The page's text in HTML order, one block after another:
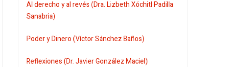
Al derecho y al revés (Dra. Lizbeth Xóchitl Padilla
Sanabria)
Poder y Dinero (Víctor Sánchez Baños)
Reflexiones (Dr. Javier González Maciel)